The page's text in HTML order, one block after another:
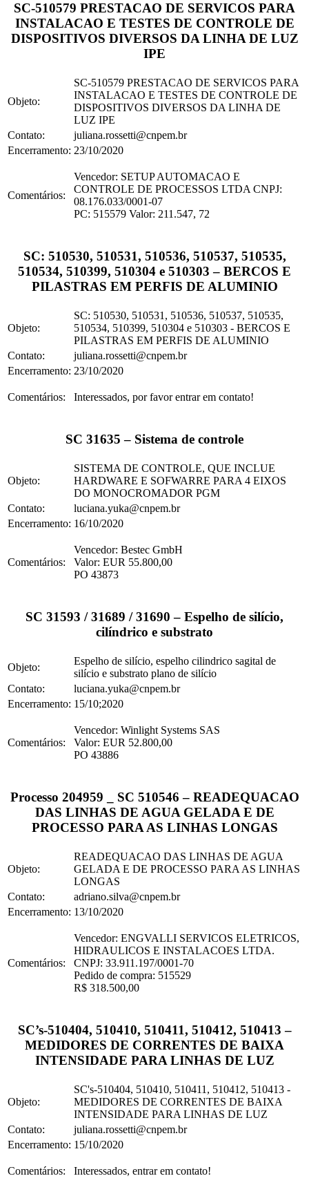
SC-510579 PRESTACAO DE SERVICOS PARA
INSTALACAO E TESTES DE CONTROLE DE
DISPOSITIVOS DIVERSOS DA LINHA DE LUZ
IPE
Objeto:
SC-510579 PRESTACAO DE SERVICOS PARA
INSTALACAO E TESTES DE CONTROLE DE
DISPOSITIVOS DIVERSOS DA LINHA DE
LUZ IPE
Contato:
juliana.rossetti@cnpem.br
Encerramento: 23/10/2020
Comentários:
Vencedor: SETUP AUTOMACAO E
CONTROLE DE PROCESSOS LTDA CNPJ:
08.176.033/0001-07
PC: 515579 Valor: 211.547, 72
SC: 510530, 510531, 510536, 510537, 510535,
510534, 510399, 510304 e 510303 – BERCOS E
PILASTRAS EM PERFIS DE ALUMINIO
Objeto:
SC: 510530, 510531, 510536, 510537, 510535,
510534, 510399, 510304 e 510303 - BERCOS E
PILASTRAS EM PERFIS DE ALUMINIO
Contato:
juliana.rossetti@cnpem.br
Encerramento: 23/10/2020
Comentários: Interessados, por favor entrar em contato!
SC 31635 – Sistema de controle
Objeto:
SISTEMA DE CONTROLE, QUE INCLUE
HARDWARE E SOFWARRE PARA 4 EIXOS
DO MONOCROMADOR PGM
Contato:
luciana.yuka@cnpem.br
Encerramento: 16/10/2020
Comentários:
Vencedor: Bestec GmbH
Valor: EUR 55.800,00
PO 43873
SC 31593 / 31689 / 31690 – Espelho de silício,
cilíndrico e substrato
Objeto:
Espelho de silício, espelho cilindrico sagital de
silício e substrato plano de silício
Contato:
luciana.yuka@cnpem.br
Encerramento: 15/10;2020
Comentários:
Vencedor: Winlight Systems SAS
Valor: EUR 52.800,00
PO 43886
Processo 204959 _ SC 510546 – READEQUACAO
DAS LINHAS DE AGUA GELADA E DE
PROCESSO PARA AS LINHAS LONGAS
Objeto:
READEQUACAO DAS LINHAS DE AGUA
GELADA E DE PROCESSO PARA AS LINHAS
LONGAS
Contato:
adriano.silva@cnpem.br
Encerramento: 13/10/2020
Comentários:
Vencedor: ENGVALLI SERVICOS ELETRICOS,
HIDRAULICOS E INSTALACOES LTDA.
CNPJ: 33.911.197/0001-70
Pedido de compra: 515529
R$ 318.500,00
SC’s-510404, 510410, 510411, 510412, 510413 –
MEDIDORES DE CORRENTES DE BAIXA
INTENSIDADE PARA LINHAS DE LUZ
Objeto:
SC's-510404, 510410, 510411, 510412, 510413 -
MEDIDORES DE CORRENTES DE BAIXA
INTENSIDADE PARA LINHAS DE LUZ
Contato:
juliana.rossetti@cnpem.br
Encerramento: 15/10/2020
Comentários: Interessados, entrar em contato!